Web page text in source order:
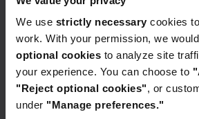
We use strictly necessary cookies
work. With your permission, we
optional cookies to analyze site
your experience. You can choose to
"Reject optional cookies", or
under "Manage preferences."